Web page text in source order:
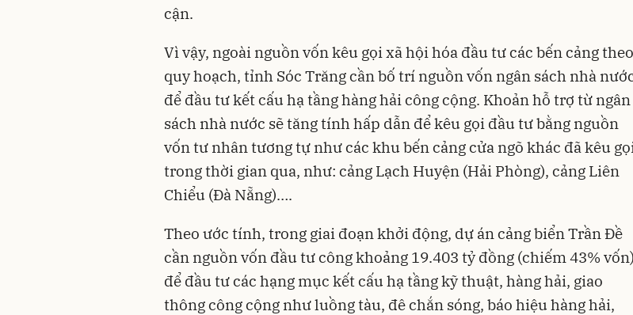
cận.
Vì vậy, ngoài nguồn vốn kêu gọi xã hội hóa đầu tư các bến cảng theo
quy hoạch, tỉnh Sóc Trăng cần bố trí nguồn vốn ngân sách nhà
để đầu tư kết cấu hạ tầng hàng hải công cộng. Khoản hỗ trợ từ ngân
sách nhà nước sẽ tăng tính hấp dẫn để kêu gọi đầu tư bằng nguồn
vốn tư nhân tương tự như các khu bến cảng cửa ngõ khác đã kêu
trong thời gian qua, như: cảng Lạch Huyện (Hải Phòng), cảng Liên
Chiểu (Đà Nẵng)….
Theo ước tính, trong giai đoạn khởi động, dự án cảng biển Trần Đề
cần nguồn vốn đầu tư công khoảng 19.403 tỷ đồng (chiếm 43% vốn)
để đầu tư các hạng mục kết cấu hạ tầng kỹ thuật, hàng hải, giao
thông công cộng như luồng tàu, đê chắn sóng, báo hiệu hàng hải,